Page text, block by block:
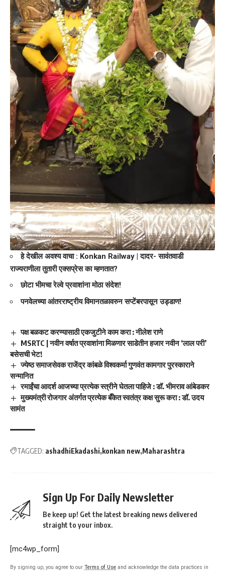
हे देखील अवश्य वाचा : Konkan Railway | दादर- सावंतवाडी
राज्यराणीला तुतारी एक्सप्रेस का म्हणतात?
छोटा भीमचा रेल्वे प्रवाशांना मोठा संदेश!
पनवेलच्या आंतरराष्ट्रीय विमानतळावरुन सप्टेंबरपासून उड्डाण!
पक्ष बळकट करण्यासाठी एकजुटीने काम करा : नीलेश राणे
MSRTC | नवीन वर्षात प्रवाशांना मिळणार साडेतीन हजार नवीन ‘लाल परी’
बसेसची भेट!
ज्येष्ठ समाजसेवक राजेंद्र कांबळे विश्वकर्मा गुणवंत कामगार पुरस्काराने
सन्मानित
रमाईंचा आदर्श आजच्या प्रत्येक स्त्रीने घेतला पाहिजे : डॉ. भीमराव आंबेडकर
मुख्यमंत्री रोजगार अंतर्गत प्रत्येक बँकेत स्वतंत्र कक्ष सुरू करा : डॉ. उदय
सामंत
TAGGED: ashadhiEkadashi konkan new Maharashtra
Sign Up For Daily Newsletter
Be keep up! Get the latest breaking news delivered
straight to your inbox.
[mc4wp_form]
By signing up, you agree to our Terms of Use and acknowledge the data practices in